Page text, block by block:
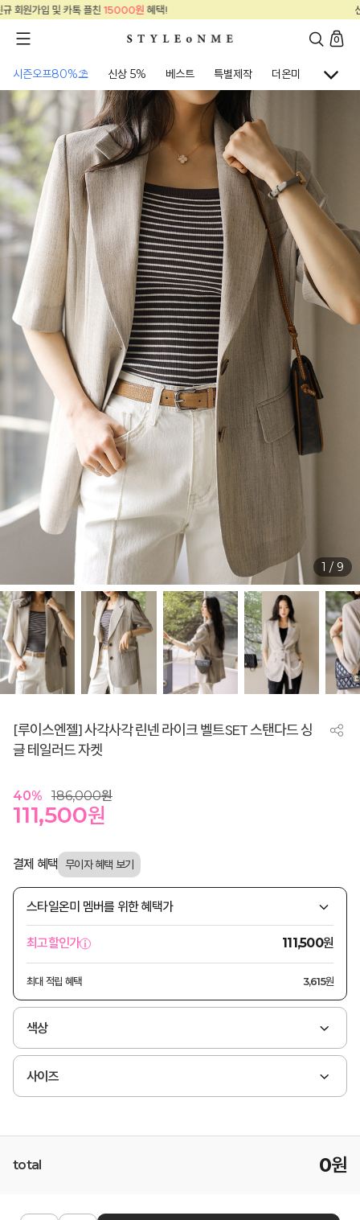
0
시즌오프80%⛱ 신상 5% 베스트 특별제작 더온미 골프웨어
1 / 9
[루이스엔젤] 사각사각 린넨 라이크 벨트SET 스탠다드 싱
글 테일러드 자켓
40% 186,000원
111,500원
결제 혜택
스타일온미 멤버를 위한 혜택가
최고할인가 111,500원
최대 적립 혜택 3,615원
색상
사이즈
total 0원